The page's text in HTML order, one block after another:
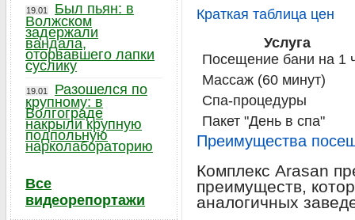
Краткая таблица цен
Услуга
Посещение бани на 1
Массаж (60 минут)
Спа-процедуры
Пакет "День в спа"
Преимущества
Комплекс Arasan
преимуществ,
аналогичных
19.01
Был пьян: в
Волжском
задержали
вандала,
оторвавшего лапки
суслику
19.01
Разошелся по
крупному: в
Волгограде
накрыли крупную
подпольную
нарколабораторию
Все
видеорепортажи